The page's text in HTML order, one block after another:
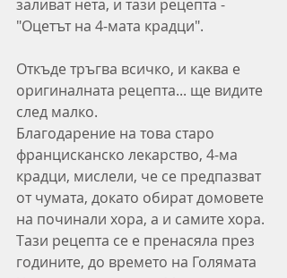
заливат нета, и тази рецепта -
"Оцетът на 4-мата крадци".
Откъде тръгва всичко, и каква е
оригиналната рецепта... ще видите
след малко.
Благодарение на това старо
францисканско лекарство, 4-ма
крадци, мислели, че се предпазват
от чумата, докато обират домовете
на починали хора, а и самите хора.
Тази рецепта се е пренасяла през
годините, до времето на Голямата